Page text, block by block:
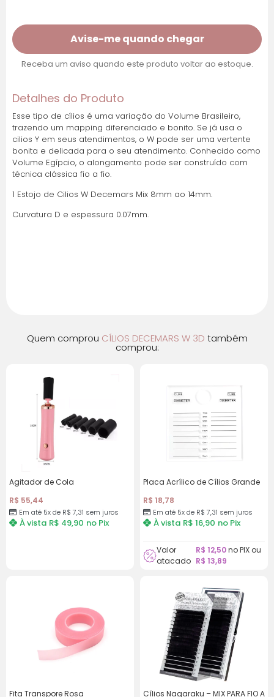
1x de R$ 36,54 sem
juros
2x de R$ 18,27 sem
juros
R$ 36,54
juros
8x de R$ 5,14 com
juros
R$ 41,16
Avise-me quando chegar
Receba um aviso quando este produto voltar ao estoque.
Detalhes do Produto
Esse tipo de cílios é uma variação do Volume Brasileiro,
trazendo um mapping diferenciado e bonito. Se já usa o
cilios Y em seus atendimentos, o W pode ser uma vertente
bonita e delicada para o seu atendimento. Conhecido como
Volume Egípcio, o alongamento pode ser construído com
técnica clássica fio a fio.
1 Estojo de Cilios W Decemars Mix 8mm ao 14mm.
Curvatura D e espessura 0.07mm.
Quem comprou CÍLIOS DECEMARS W 3D também
comprou:
Agitador de Cola
R$ 55,44
Em até 5x de R$ 7,31 sem juros
À vista R$ 49,90 no Pix
Placa Acrílico de Cílios Grande
R$ 18,78
Em até 5x de R$ 7,31 sem juros
À vista R$ 16,90 no Pix
Valor
atacado
R$ 12,50no PIX ou
R$ 13,89
Fita Transpore Rosa
Cílios Nagaraku – MIX PARA FIO A